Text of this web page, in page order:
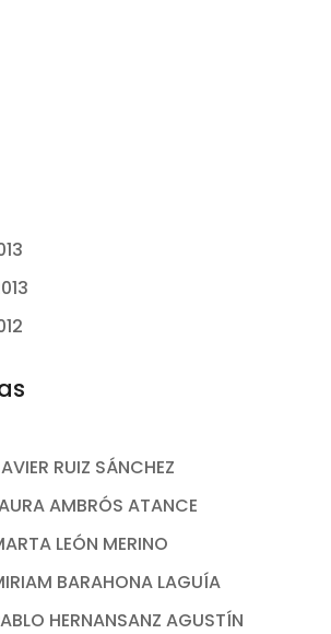
RUIZ SÁNCHEZ
AMBRÓS ATANCE
LEÓN MERINO
BARAHONA LAGUÍA
HERNANSANZ AGUSTÍN